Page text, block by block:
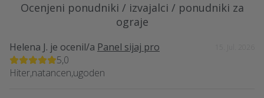
Ocenjeni ponudniki / izvajalci / ponudniki za
ograje
Helena J. je ocenil/a Panel sijaj pro
5,0
Hiter,natancen,ugoden